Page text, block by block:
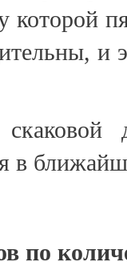
которой
и
в
по